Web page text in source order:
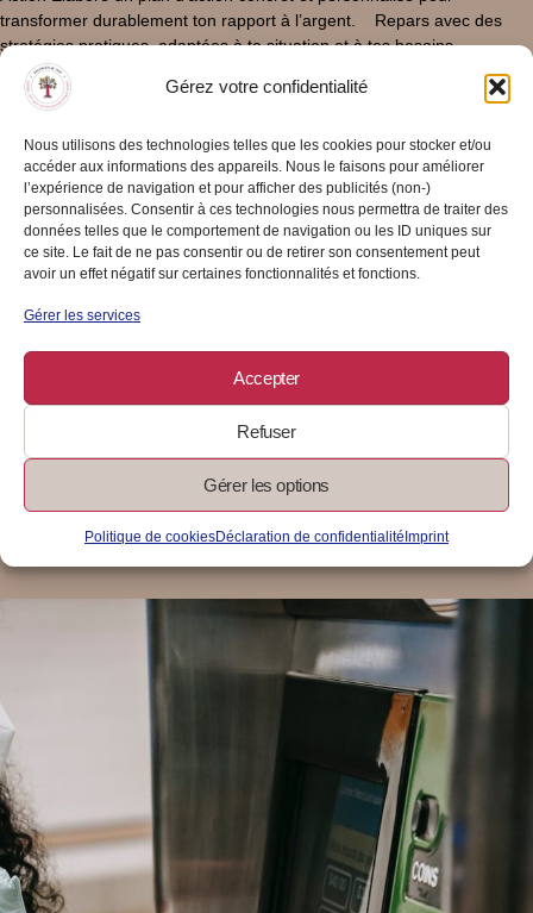
Gérez votre confidentialité
Nous utilisons des technologies telles que les cookies pour stocker et/ou
accéder aux informations des appareils. Nous le faisons pour améliorer
l’expérience de navigation et pour afficher des publicités (non-)
personnalisées. Consentir à ces technologies nous permettra de traiter des
données telles que le comportement de navigation ou les ID uniques sur
ce site. Le fait de ne pas consentir ou de retirer son consentement peut
avoir un effet négatif sur certaines fonctionnalités et fonctions.
Gérer les services
Accepter
Refuser
Gérer les options
Politique de cookiesDéclaration de confidentialité Imprint
transformer durablement ton rapport à l’argent. Repars avec des
stratégies pratiques, adaptées à ta situation et à tes besoins
financiers. Ce que tu vas explorer Les 8 archétypes monétaires et
comment ils influencent subtilement ton rapport à l’argent. Les
exercices d’introspection pour identifier tes croyances limitantes et
commencer à les transcender. Des pistes de réflexion concrètes pour
améliorer ta gestion financière. Des outils pratiques pour intégrer tes
nouvelles prises de conscience dans ton quotidien. Tes guides dans
cette aventure Christine BOUKHALIL, Money Coach spécialisée dans
les archétypes monétaires. Ludyvine MENTHEOUR, fondatrice de
Exclusif Chaque participante recevra des fiches pratiques et des
découvertes ! Je m’inscris maintenant Pour en savoir plus sur notre
actualité, reste connectée à Finances au Top. (mise à jour, le
0 Commentaire